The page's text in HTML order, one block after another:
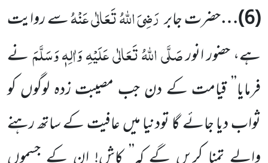
(
6
)…حضرت جابررَضِیَ اللہُ تَعَالٰی عَنْہُسے روایت
ہے، حضور انورصَلَّی اللہُ تَعَالٰی عَلَیْہِ وَاٰلِہٖ وَسَلَّمَنے
فرمایا’’ قیامت کے دن جب مصیبت زدہ لوگوں کو
ثواب دیا جائے گا تودنیا میں عافیت کے ساتھ رہنے